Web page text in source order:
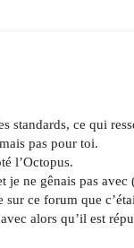
standards, ce qui
pas pour toi.
l’Octopus.
ne gênais pas avec
ce forum que
alors qu’il est